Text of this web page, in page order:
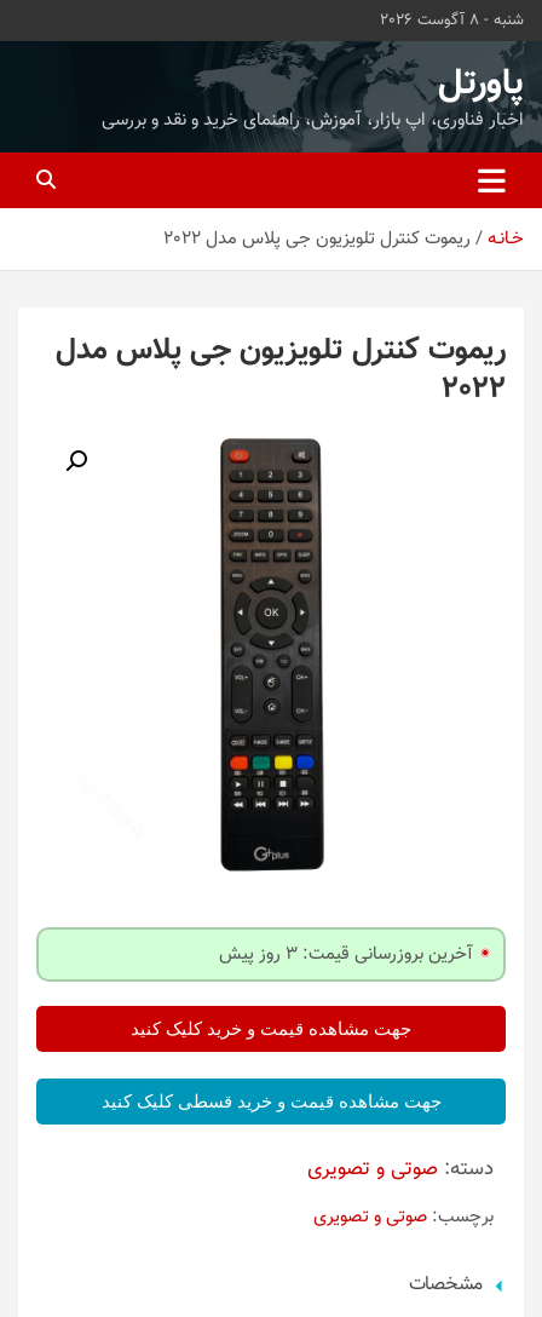
محتوا
بروید
شنبه - 8 آگوست 2026
پاورتل
اخبار فناوری، اپ بازار، آموزش، راهنمای خرید و نقد و بررسی
خـانـه ریموت کنترل تلویزیون جی پلاس مدل 2022
ریموت کنترل تلویزیون جی پلاس مدل
2022
آخرین بروزرسانی قیمت: 3 روز پیش
جهت مشاهده قیمت و خرید کلیک کنید
جهت مشاهده قیمت و خرید قسطی کلیک کنید
دسته: صوتی و تصویری
برچسب: صوتی و تصویری
مشخصات